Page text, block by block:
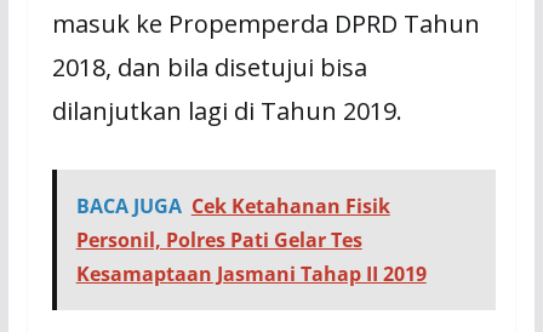
masuk ke Propemperda DPRD Tahun
2018, dan bila disetujui bisa
dilanjutkan lagi di Tahun 2019.
BACA JUGA Cek Ketahanan Fisik
Personil, Polres Pati Gelar Tes
Kesamaptaan Jasmani Tahap II 2019